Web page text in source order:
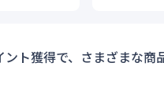
ト獲得で、さまざまな商